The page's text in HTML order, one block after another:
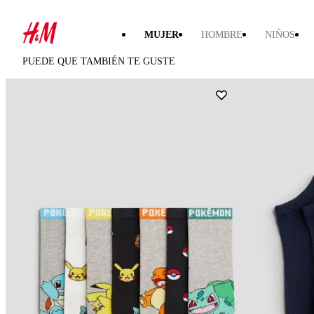
MUJER HOMBRE NIÑOS
PUEDE QUE TAMBIÉN TE GUSTE